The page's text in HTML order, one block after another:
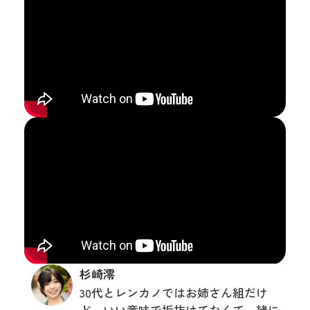
杉崎澪
30代とレンカノではお姉さん組だけ